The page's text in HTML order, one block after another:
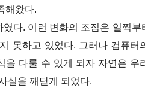
해왔다.
다. 이런 변화의 조짐은 일찍부
못하고 있었다. 그러나 컴퓨터
을 다룰 수 있게 되자 자연은 우
실을 깨닫게 되었다.